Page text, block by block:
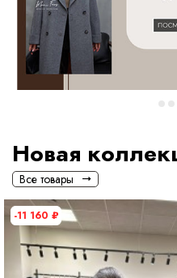
Новая
Все товары
-11 160 ₽